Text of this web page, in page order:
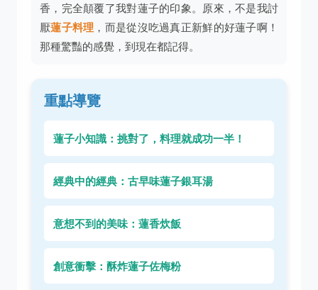
香，完全顛覆了我對蓮子的印象。原來，不是我討
厭蓮子料理 ，而是從沒吃過真正新鮮的好蓮子啊！
那種驚豔的感覺，到現在都記得。
重點導覽
蓮子小知識：挑對了，料理就成功一半！
經典中的經典：古早味蓮子銀耳湯
意想不到的美味：蓮香炊飯
創意衝擊：酥炸蓮子佐梅粉